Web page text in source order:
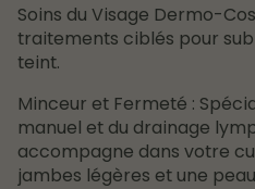
Soins du Visage Dermo-
traitements ciblés pour
teint.
Minceur et Fermeté :
manuel et du drainage
accompagne dans votre
jambes légères et une